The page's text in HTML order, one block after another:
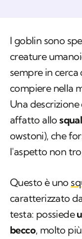
I goblin sono
creature
sempre in
compiere nella
Una
affatto allo
owstoni), che
l'aspetto non
Questo è uno
caratterizzato
testa: possiede
becco, molto